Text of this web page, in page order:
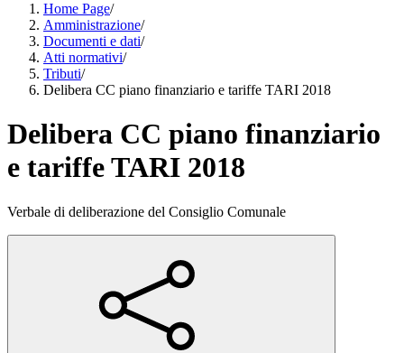
Home Page/
Amministrazione/
Documenti e dati/
Atti normativi/
Tributi/
Delibera CC piano finanziario e tariffe TARI 2018
Delibera CC piano finanziario
e tariffe TARI 2018
Verbale di deliberazione del Consiglio Comunale